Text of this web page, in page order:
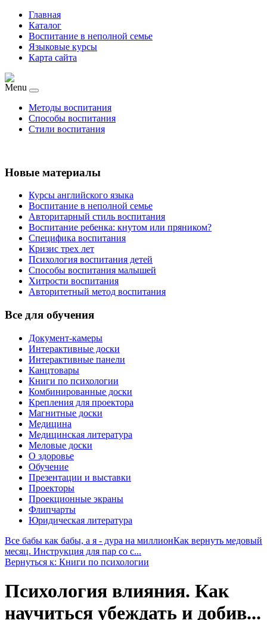
Главная
Каталог
Воспитание в неполной семье
Языковые курсы
Карта сайта
Menu
Методы воспитания
Способы воспитания
Стили воспитания
Новые материалы
Курсы английского языка
Воспитание в неполной семье
Авторитарный стиль воспитания
Воспитание ребенка: кнутом или пряником?
Специфика воспитания
Кризис трех лет
Психология воспитания детей
Способы воспитания малышей
Хитрости воспитания
Авторитетный метод воспитания
Все для обучения
Документ-камеры
Интерактивные доски
Интерактивные панели
Канцтовары
Книги по психологии
Комбинированные доски
Крепления для проектора
Магнитные доски
Медицина
Медицинская литература
Меловые доски
О здоровье
Обучение
Презентации и выставки
Проекторы
Проекционные экраны
Флипчарты
Юридическая литература
Все бабы как бабы, а я - дура на миллионКак вернуть медовый
месяц. Инструкция для пар со с...
Вернуться к: Книги по психологии
Психология влияния. Как
научиться убеждать и добив...